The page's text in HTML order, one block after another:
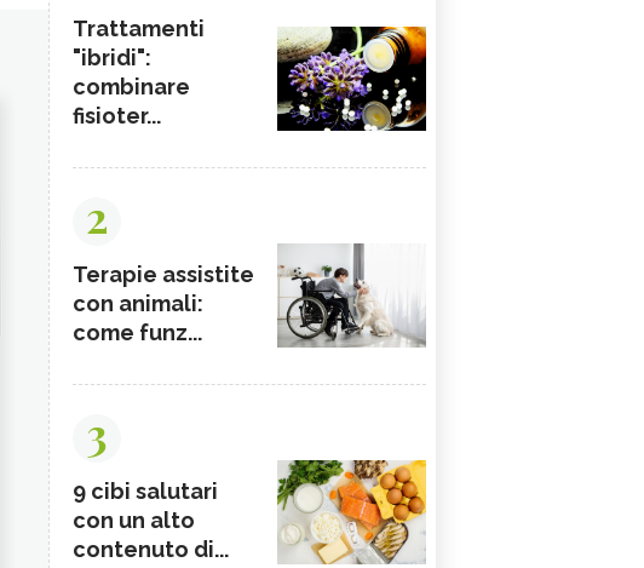
Trattamenti
"ibridi":
combinare
fisioter...
2
Terapie assistite
con animali:
come funz...
3
9 cibi salutari
con un alto
contenuto di...